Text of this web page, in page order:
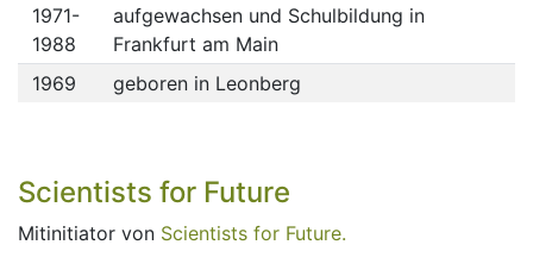
1971-
1988
aufgewachsen und Schulbildung in
Frankfurt am Main
1969
geboren in Leonberg
Scientists for Future
Mitinitiator von Scientists for Future.